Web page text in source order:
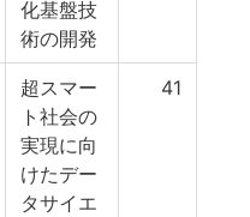
化基盤技
術の開発
超スマー
ト社会の
実現に向
けたデー
タサイエ
41